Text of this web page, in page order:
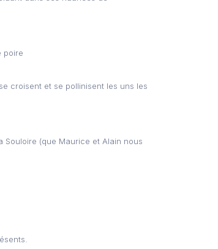
poire
croisent et se pollinisent les uns les
Souloire (que Maurice et Alain nous